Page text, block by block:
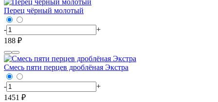
Перец чёрный молотый
-
+
188 ₽
Смесь пяти перцев дроблёная Экстра
-
+
1451 ₽